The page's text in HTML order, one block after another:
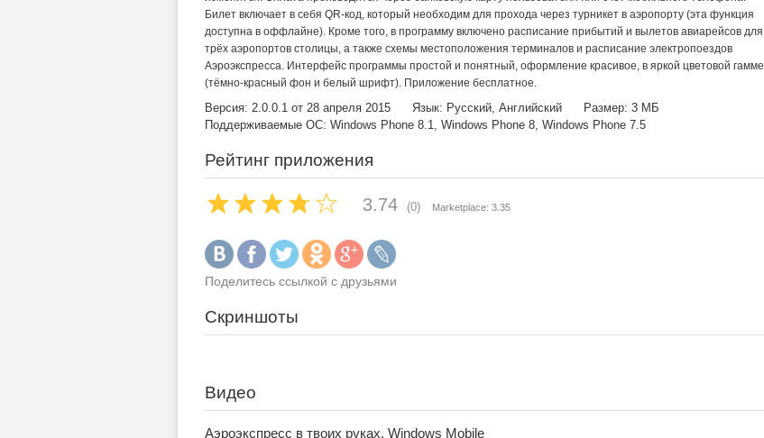
Билет включает в себя QR-код, который необходим для прохода через турникет в аэропорту (эта функция
доступна в оффлайне). Кроме того, в программу включено расписание прибытий и вылетов авиарейсов для
трёх аэропортов столицы, а также схемы местоположения терминалов и расписание электропоездов
Аэроэкспресса. Интерфейс программы простой и понятный, оформление красивое, в яркой цветовой гамме
(тёмно-красный фон и белый шрифт). Приложение бесплатное.
Версия: 2.0.0.1 от 28 апреля 2015 Язык: Русский, Английский
Размер: 3 МБ
Поддерживаемые ОС: Windows Phone 8.1, Windows Phone 8, Windows Phone 7.5
Рейтинг приложения
3.74 (0) Marketplace: 3.35
Поделитесь ссылкой с друзьями
Скриншоты
Видео
Аэроэкспресс в твоих руках. Windows Mobile